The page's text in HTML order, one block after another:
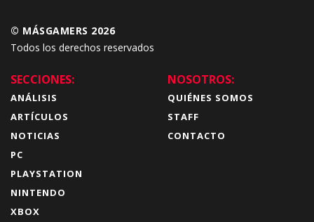
© MÁSGAMERS 2026
Todos los derechos reservados
SECCIONES:
ANÁLISIS
ARTÍCULOS
NOTICIAS
PC
PLAYSTATION
NINTENDO
XBOX
NOSOTROS:
QUIÉNES SOMOS
STAFF
CONTACTO